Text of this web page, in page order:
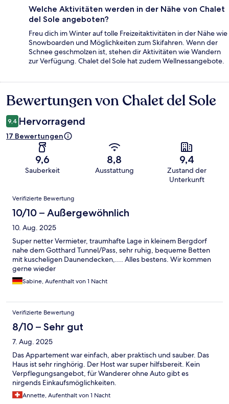
Welche Aktivitäten werden in der Nähe von Chalet
del Sole angeboten?
Freu dich im Winter auf tolle Freizeitaktivitäten in der Nähe wie
Snowboarden und Möglichkeiten zum Skifahren. Wenn der
Schnee geschmolzen ist, stehen dir Aktivitäten wie Wandern
zur Verfügung. Chalet del Sole hat zudem Wellnessangebote.
Bewertungen
Bewertungen von Chalet del Sole
9,4 Hervorragend
17 Bewertungen
9,6
Sauberkeit
8,8
Ausstattung
9,4
Zustand der
Unterkunft
Bewertungen
Verifizierte Bewertung
10/10 – Außergewöhnlich
10. Aug. 2025
Super netter Vermieter, traumhafte Lage in kleinem Bergdorf
nahe dem Gotthard Tunnel/Pass, sehr ruhig, bequeme Betten
mit kuscheligen Daunendecken,.... Alles bestens. Wir kommen
gerne wieder
Sabine, Aufenthalt von 1 Nacht
Verifizierte Bewertung
8/10 – Sehr gut
7. Aug. 2025
Das Appartement war einfach, aber praktisch und sauber. Das
Haus ist sehr ringhörig. Der Host war super hilfsbereit. Kein
Verpflegungsangebot, für Wanderer ohne Auto gibt es
nirgends Einkaufsmöglichkeiten.
Annette, Aufenthalt von 1 Nacht